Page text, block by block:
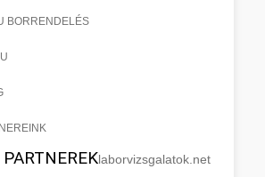
BORRENDELÉS
laborvizsgalatok.net